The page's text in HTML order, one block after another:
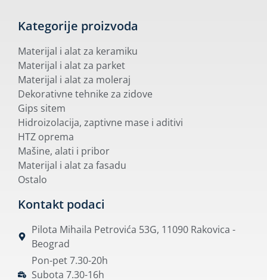
Kategorije proizvoda
Materijal i alat za keramiku
Materijal i alat za parket
Materijal i alat za moleraj
Dekorativne tehnike za zidove
Gips sitem
Hidroizolacija, zaptivne mase i aditivi
HTZ oprema
Mašine, alati i pribor
Materijal i alat za fasadu
Ostalo
Kontakt podaci
Pilota Mihaila Petrovića 53G, 11090 Rakovica -
Beograd
Pon-pet 7.30-20h
Subota 7.30-16h